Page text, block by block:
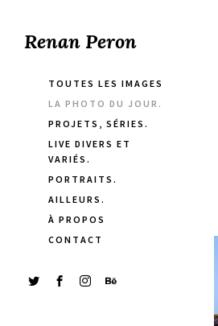
Renan Peron
TOUTES LES IMAGES
LA PHOTO DU JOUR.
PROJETS, SÉRIES.
LIVE DIVERS ET
VARIÉS.
PORTRAITS.
AILLEURS.
À PROPOS
CONTACT